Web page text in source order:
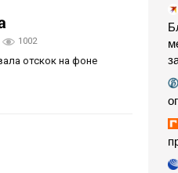
1002
отскок на фоне